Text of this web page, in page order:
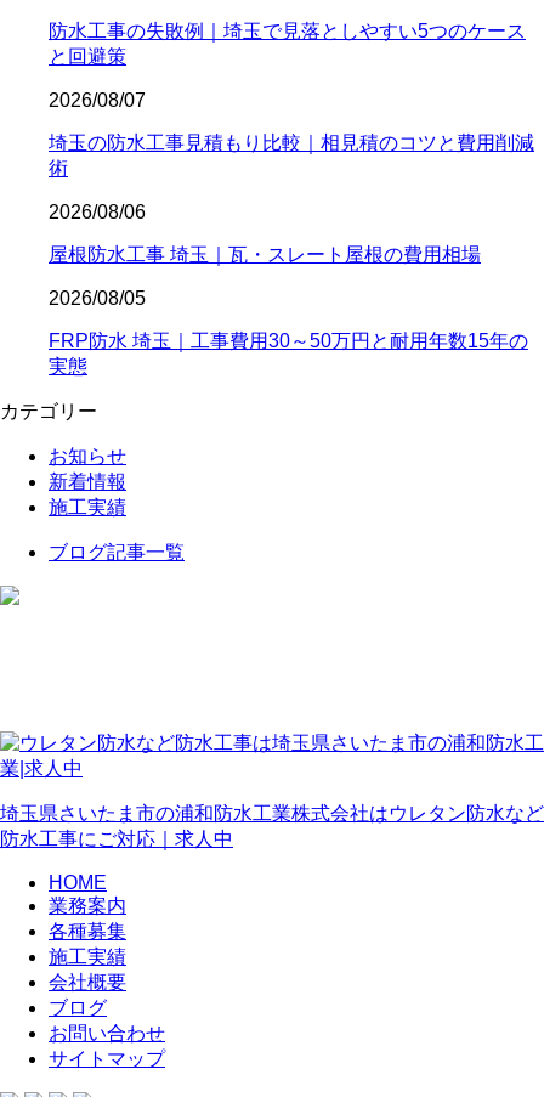
防水工事の失敗例｜埼玉で見落としやすい5つのケース
と回避策
2026/08/07
埼玉の防水工事見積もり比較｜相見積のコツと費用削減
術
2026/08/06
屋根防水工事 埼玉｜瓦・スレート屋根の費用相場
2026/08/05
FRP防水 埼玉｜工事費用30～50万円と耐用年数15年の
実態
カテゴリー
お知らせ
新着情報
施工実績
ブログ記事一覧
埼玉県さいたま市の浦和防水工業株式会社はウレタン防水など
防水工事にご対応｜求人中
HOME
業務案内
各種募集
施工実績
会社概要
ブログ
お問い合わせ
サイトマップ